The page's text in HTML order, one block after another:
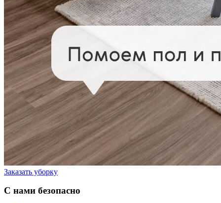
Заказать уборку
С нами безопасно